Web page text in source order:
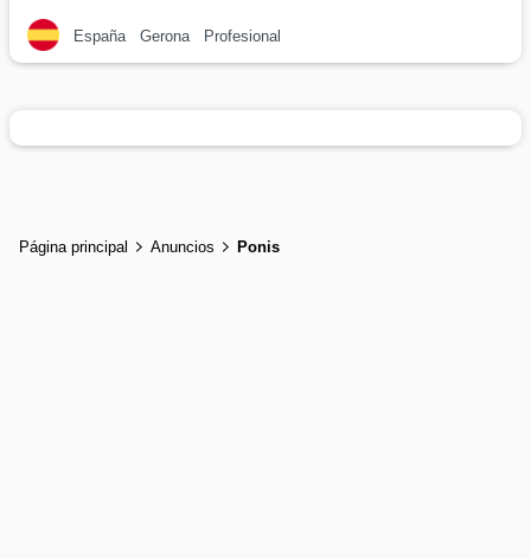
España Gerona Profesional
Página principal Anuncios Ponis